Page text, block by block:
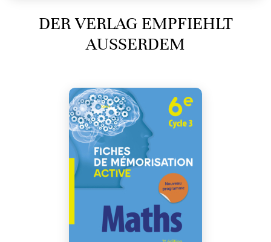
DER VERLAG EMPFIEHLT
AUSSERDEM